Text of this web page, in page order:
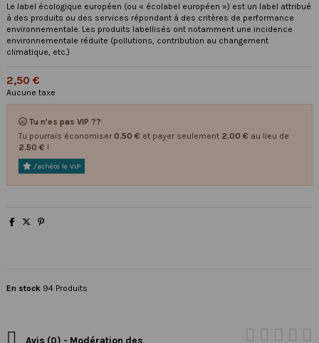
Le label écologique européen (ou « écolabel européen ») est un label attribué
à des produits ou des services répondant à des critères de performance
environnementale. Les produits labellisés ont notamment une incidence
environnementale réduite (pollutions, contribution au changement
climatique, etc.)
2,50 €
Aucune taxe
Tu n'es pas VIP ??
Tu pourrais économiser 0.50 € et payer seulement 2.00 € au lieu de
2.50 € !
J'achète le VIP
En stock 94 Produits
 Avis (0) - Modération des